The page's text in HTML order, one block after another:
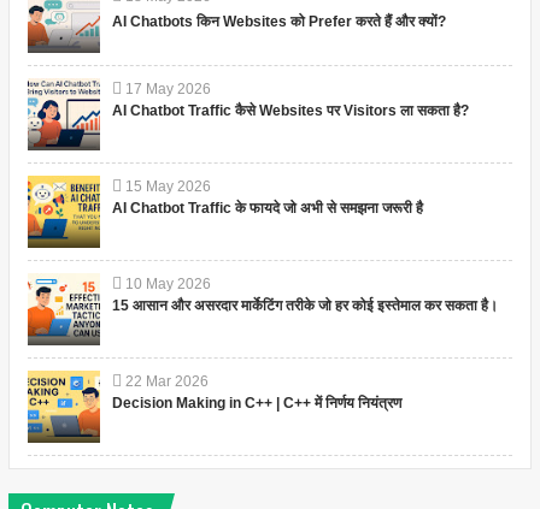
AI Chatbots किन Websites को Prefer करते हैं और क्यों?
17 May 2026
AI Chatbot Traffic कैसे Websites पर Visitors ला सकता है?
15 May 2026
AI Chatbot Traffic के फायदे जो अभी से समझना जरूरी है
10 May 2026
15 आसान और असरदार मार्केटिंग तरीके जो हर कोई इस्तेमाल कर सकता है।
22 Mar 2026
Decision Making in C++ | C++ में निर्णय नियंत्रण